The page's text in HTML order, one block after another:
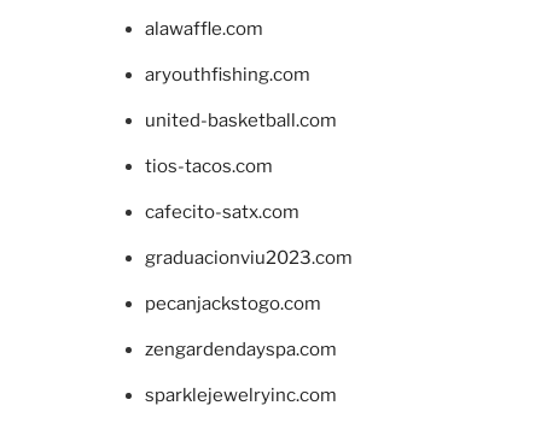
alawaffle.com
aryouthfishing.com
united-basketball.com
tios-tacos.com
cafecito-satx.com
graduacionviu2023.com
pecanjackstogo.com
zengardendayspa.com
sparklejewelryinc.com